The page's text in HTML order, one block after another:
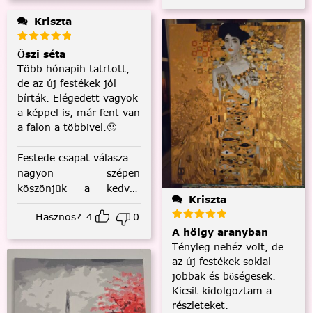
Kriszta
Őszi séta
Több hónapih tatrtott,
de az új festékek jól
bírták. Elégedett vagyok
a képpel is, már fent van
a falon a többivel.🙂
Festede csapat válasza :
nagyon szépen
köszönjük a kedves
visszajelzést! :)
Hasznos? 4 0
Kriszta
A hölgy aranyban
Tényleg nehéz volt, de
az új festékek soklal
jobbak és bőségesek.
Kicsit kidolgoztam a
részleteket.